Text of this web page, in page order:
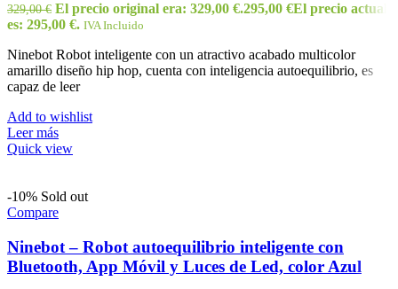
329,00€ El precio original era: 329,00 €.295,00 €El precio actual
es: 295,00 €. IVA Incluido
Ninebot Robot inteligente con un atractivo acabado multicolor
amarillo diseño hip hop, cuenta con inteligencia autoequilibrio, es
capaz de leer
Add to wishlist
Leer más
Quick view
-10% Sold out
Compare
Ninebot – Robot autoequilibrio inteligente con
Bluetooth, App Móvil y Luces de Led, color Azul